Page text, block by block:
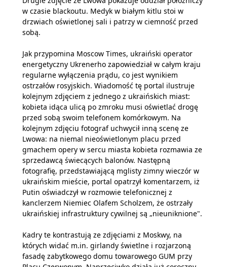
w czasie blackoutu. Medyk w białym kitlu stoi w
drzwiach oświetlonej sali i patrzy w ciemność przed
sobą.
Jak przypomina Moscow Times, ukraiński operator
energetyczny Ukrenerho zapowiedział w całym kraju
regularne wyłączenia prądu, co jest wynikiem
ostrzałów rosyjskich. Wiadomość tę portal ilustruje
kolejnym zdjęciem z jednego z ukraińskich miast:
kobieta idąca ulicą po zmroku musi oświetlać drogę
przed sobą swoim telefonem komórkowym. Na
kolejnym zdjęciu fotograf uchwycił inną scenę ze
Lwowa: na niemal nieoświetlonym placu przed
gmachem opery w sercu miasta kobieta rozmawia ze
sprzedawcą świecących balonów. Następną
fotografię, przedstawiającą mglisty zimny wieczór w
ukraińskim mieście, portal opatrzył komentarzem, iż
Putin oświadczył w rozmowie telefonicznej z
kanclerzem Niemiec Olafem Scholzem, że ostrzały
ukraińskiej infrastruktury cywilnej są „nieuniknione".
Kadry te kontrastują ze zdjęciami z Moskwy, na
których widać m.in. girlandy świetlne i rozjarzoną
fasadę zabytkowego domu towarowego GUM przy